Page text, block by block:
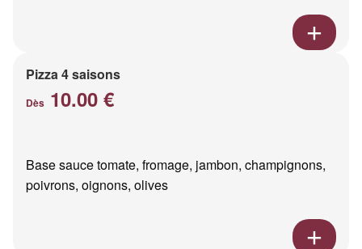
Pizza 4 saisons
Dès 10.00 €
Base sauce tomate, fromage, jambon, champignons,
poivrons, oignons, olives